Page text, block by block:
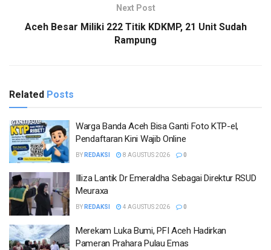
Next Post
Aceh Besar Miliki 222 Titik KDKMP, 21 Unit Sudah
Rampung
Related Posts
Warga Banda Aceh Bisa Ganti Foto KTP-el,
Pendaftaran Kini Wajib Online
BY REDAKSI 8 AGUSTUS 2026 0
Illiza Lantik Dr Emeraldha Sebagai Direktur RSUD
Meuraxa
BY REDAKSI 4 AGUSTUS 2026 0
Merekam Luka Bumi, PFI Aceh Hadirkan
Pameran Prahara Pulau Emas